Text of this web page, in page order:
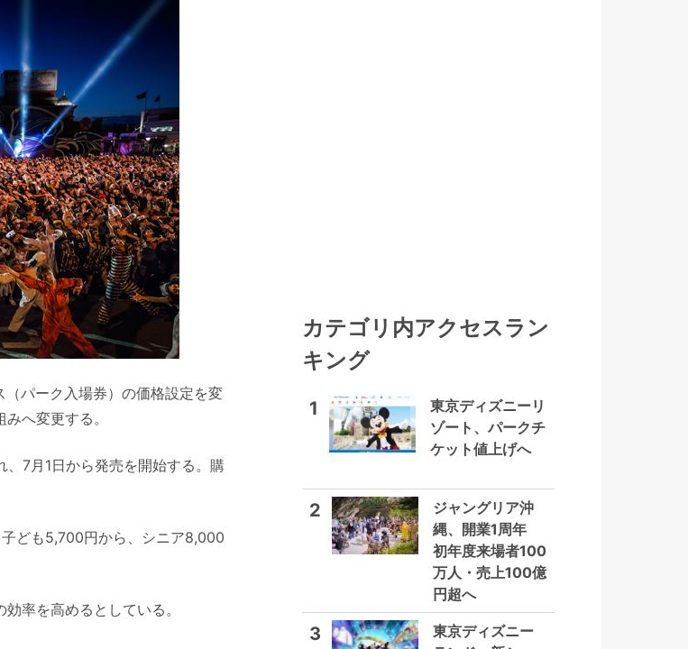
パーク入場券）の価格設定を変
へ変更する。
7月1日から発売を開始する。購
ども5,700円から、シニア8,000
率を高めるとしている。
カテゴリ内アクセスラン
キング
1
東京ディズニーリ
ゾート、パークチ
ケット値上げへ
2
ジャングリア沖
縄、開業1周年
初年度来場者100
万人・売上100億
円超へ
3
東京ディズニー